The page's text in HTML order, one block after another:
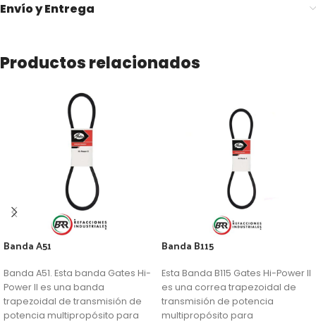
Envío y Entrega
Productos relacionados
Banda A51
Banda A51. Esta banda Gates Hi-
Power II es una banda
trapezoidal de transmisión de
potencia multipropósito para
Banda B115
Esta Banda B115 Gates Hi-Power II
es una correa trapezoidal de
transmisión de potencia
multipropósito para